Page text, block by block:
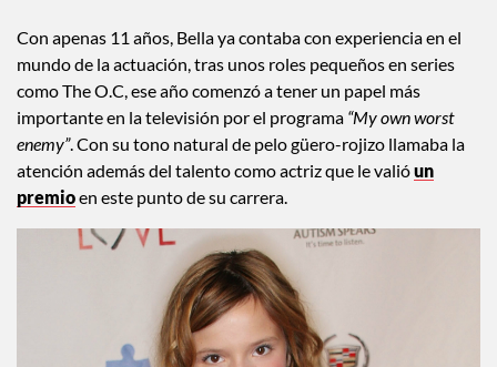
Con apenas 11 años, Bella ya contaba con experiencia en el
mundo de la actuación, tras unos roles pequeños en series
como The O.C, ese año comenzó a tener un papel más
importante en la televisión por el programa “My own worst
enemy”. Con su tono natural de pelo güero-rojizo llamaba la
atención además del talento como actriz que le valióun
premioen este punto de su carrera.